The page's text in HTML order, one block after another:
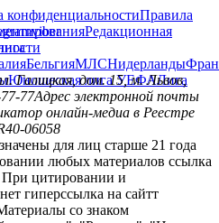
конфиденциальностиПравила
Редакционная
viber
БельгияМЛСНидерланды
Юношеская лига УЕФАЛига
Галицкая, дом. 15, м. Львов,
77Адрес электронной почты
онлайн-медиа в Реестре
06058
для лиц старше 21 года
любых материалов ссылка
При цитировании и
гиперссылка на сайтт
со знаком